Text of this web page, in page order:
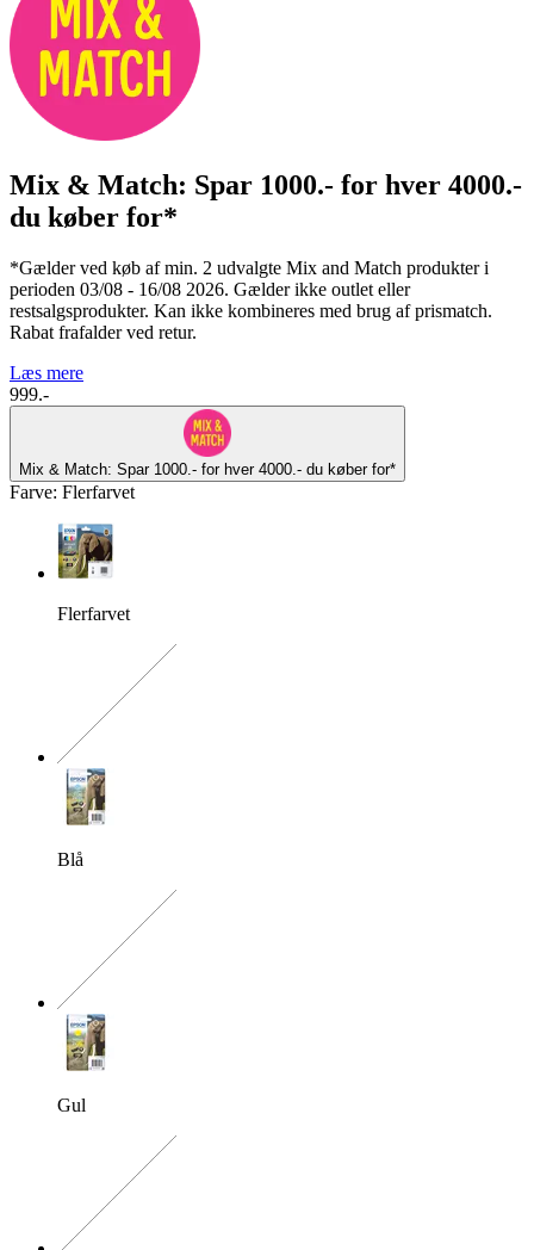
Mix & Match: Spar 1000.- for hver 4000.-
du køber for*
*Gælder ved køb af min. 2 udvalgte Mix and Match produkter i
perioden 03/08 - 16/08 2026. Gælder ikke outlet eller
restsalgsprodukter. Kan ikke kombineres med brug af prismatch.
Rabat frafalder ved retur.
Læs mere
999.-
Mix & Match: Spar 1000.- for hver 4000.- du køber for*
Farve: Flerfarvet
Flerfarvet
Blå
Gul